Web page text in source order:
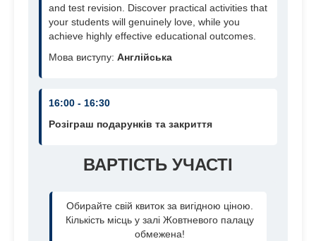
and test revision. Discover practical activities that
your students will genuinely love, while you
achieve highly effective educational outcomes.
Мова виступу: Англійська
16:00 - 16:30
Розіграш подарунків та закриття
ВАРТІСТЬ УЧАСТІ
Обирайте свій квиток за вигідною ціною.
Кількість місць у залі Жовтневого палацу
обмежена!